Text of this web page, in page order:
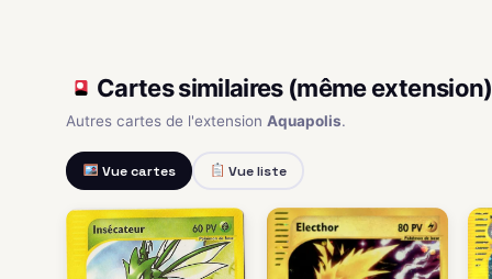
Cartes similaires (même extension)
Autres cartes de l'extension Aquapolis.
Vue cartes Vue liste